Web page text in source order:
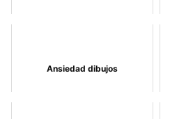
Ansiedad dibujos